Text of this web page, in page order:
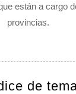
están a cargo
provincias.
de